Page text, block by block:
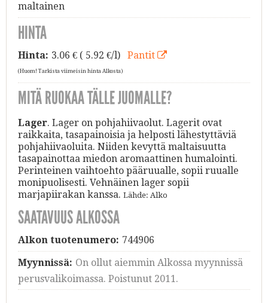
maltainen
HINTA
Hinta: 3.06 € ( 5.92 €/l) Pantit
(Huom! Tarkista viimeisin hinta Alkosta)
MITÄ RUOKAA TÄLLE JUOMALLE?
Lager. Lager on pohjahiivaolut. Lagerit ovat
raikkaita, tasapainoisia ja helposti lähestyttäviä
pohjahiivaoluita. Niiden kevyttä maltaisuutta
tasapainottaa miedon aromaattinen humalointi.
Perinteinen vaihtoehto pääruualle, sopii ruualle
monipuolisesti. Vehnäinen lager sopii
marjapiirakan kanssa. Lähde: Alko
SAATAVUUS ALKOSSA
Alkon tuotenumero: 744906
Myynnissä: On ollut aiemmin Alkossa myynnissä
perusvalikoimassa. Poistunut 2011.